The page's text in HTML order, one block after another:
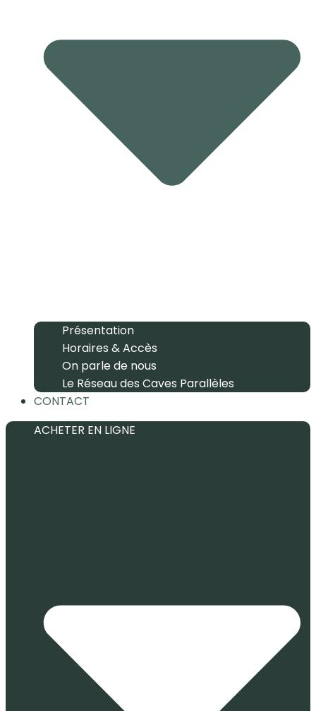
Présentation
Horaires & Accès
On parle de nous
Le Réseau des Caves Parallèles
CONTACT
ACHETER EN LIGNE